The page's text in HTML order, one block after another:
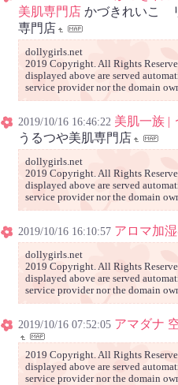
美肌専門店 かづきれいこ
専門店
dollygirls.net
2019 Copyright. All Rights
displayed above are served
service provider nor the domain
2019/10/16 16:46:22 美肌一族 |
うるつや美肌専門店
dollygirls.net
2019 Copyright. All Rights
displayed above are served
service provider nor the domain
2019/10/16 16:10:57 アロマ加
dollygirls.net
2019 Copyright. All Rights
displayed above are served
service provider nor the domain
2019/10/16 07:52:05 アマダナ
2019 Copyright. All Rights
displayed above are served
service provider nor the domain